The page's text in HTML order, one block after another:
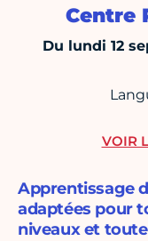
Centre
Du lundi 12
Apprentissage
adaptées pour
niveaux et
VOIR